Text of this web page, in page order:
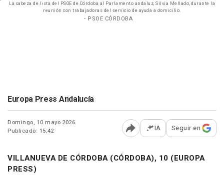
La cabeza de lista del PSOE de Córdoba al Parlamento andaluz, Silvia Mellado, durante la
reunión con trabajadoras del servicio de ayuda a domicilio.
- PSOE CÓRDOBA
Europa Press Andalucía
Domingo, 10 mayo 2026
Publicado: 15:42
Abrir opciones para
IA Seguir en
VILLANUEVA DE CÓRDOBA (CÓRDOBA), 10 (EUROPA
PRESS)